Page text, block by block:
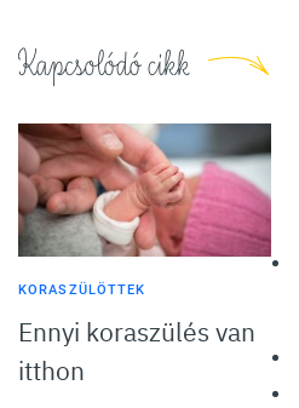
Kapcsolódó cikk
KORASZÜLÖTTEK
Ennyi koraszülés van
itthon